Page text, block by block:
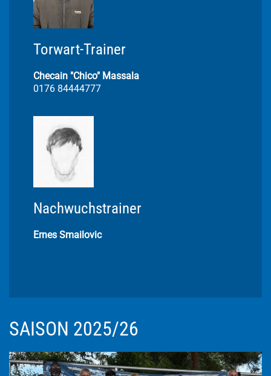
Torwart-Trainer
Checain "Chico" Massala
0176 84444777
Nachwuchstrainer
Ernes Smailovic
SAISON 2025/26